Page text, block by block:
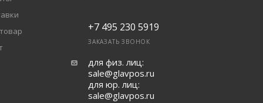
+7 495 230 5919
ЗАКАЗАТЬ ЗВОНОК
для физ. лиц:
sale@glavpos.ru
для юр. лиц:
sale@glavpos.ru